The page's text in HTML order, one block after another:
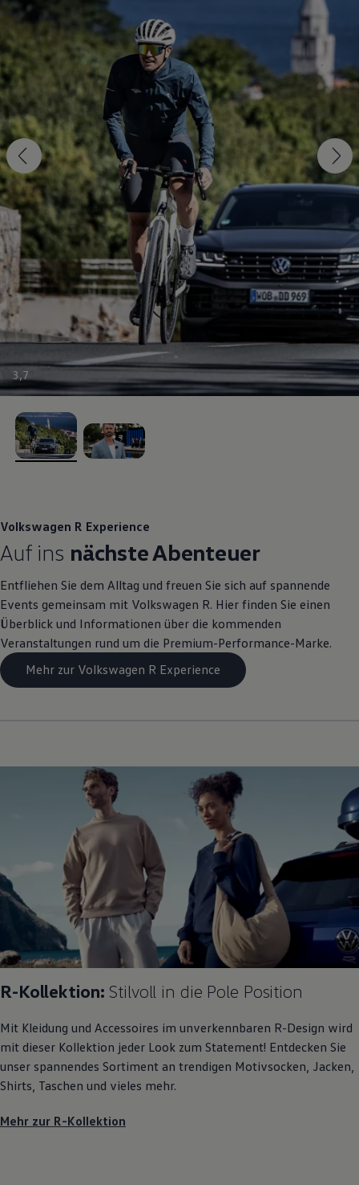
, 1 von 2
3,7
Volkswagen R Experience
Auf ins nächste Abenteuer
Entfliehen Sie dem Alltag und freuen Sie sich auf spannende
Events gemeinsam mit Volkswagen R. Hier finden Sie einen
Überblick und Informationen über die kommenden
Veranstaltungen rund um die Premium-Performance-Marke.
Mehr zur Volkswagen R Experience
R-Kollektion: Stilvoll in die Pole Position
Mit Kleidung und Accessoires im unverkennbaren R-Design wird
mit dieser Kollektion jeder Look zum Statement! Entdecken Sie
unser spannendes Sortiment an trendigen Motivsocken, Jacken,
Shirts, Taschen und vieles mehr.
Mehr zur R-Kollektion